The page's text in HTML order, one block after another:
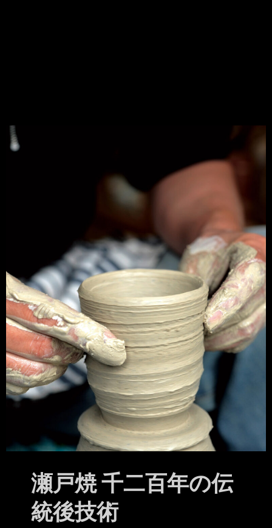
瀬戸焼 千二百年の伝
統後技術